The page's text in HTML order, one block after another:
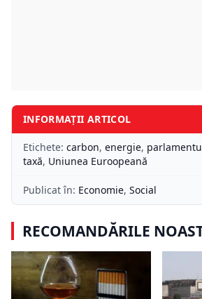
INFORMAȚII ARTICOL
Etichete: carbon, energie,
taxă, Uniunea Euroopeană
Publicat în: Economie, Social
RECOMANDĂRILE